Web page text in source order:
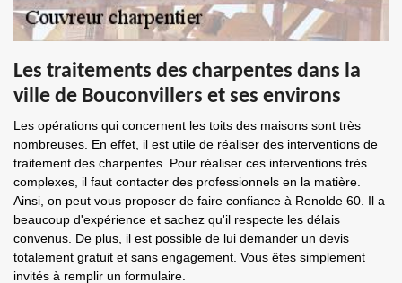
Les traitements des charpentes dans la
ville de Bouconvillers et ses environs
Les opérations qui concernent les toits des maisons sont très
nombreuses. En effet, il est utile de réaliser des interventions de
traitement des charpentes. Pour réaliser ces interventions très
complexes, il faut contacter des professionnels en la matière.
Ainsi, on peut vous proposer de faire confiance à Renolde 60. Il a
beaucoup d'expérience et sachez qu'il respecte les délais
convenus. De plus, il est possible de lui demander un devis
totalement gratuit et sans engagement. Vous êtes simplement
invités à remplir un formulaire.